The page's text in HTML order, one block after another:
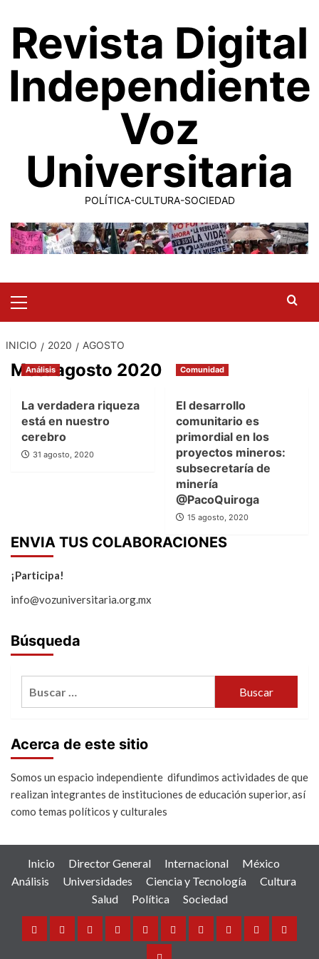
contenido
Revista Digital
Independiente
Voz
Universitaria
POLÍTICA-CULTURA-SOCIEDAD
Menu
INICIO 2020 AGOSTO
Mes:agosto 2020
Análisis
La verdadera riqueza
está en nuestro
cerebro
31 agosto, 2020
Comunidad
El desarrollo
comunitario es
primordial en los
proyectos mineros:
subsecretaría de
minería
@PacoQuiroga
15 agosto, 2020
ENVIA TUS COLABORACIONES
¡Participa!
info@vozuniversitaria.org.mx
Búsqueda
Acerca de este sitio
Somos un espacio independiente difundimos actividades de que
realizan integrantes de instituciones de educación superior, así
como temas políticos y culturales
Inicio Director General Internacional
México
Análisis
Universidades Ciencia y Tecnología
Cultura
Salud
Política Sociedad
Inicio DirectorInternacional
MéxicoAnálisisUniversidades
CienciaCulturaSalud Política